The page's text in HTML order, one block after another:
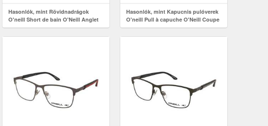
Hasonlók, mint Rövidnadrágok
O'neill Short de bain O'Neill Anglet
11" Multicolore
Hasonlók, mint Kapucnis pulóverek
O'neill Pull à capuche O'Neill Coupe
ample